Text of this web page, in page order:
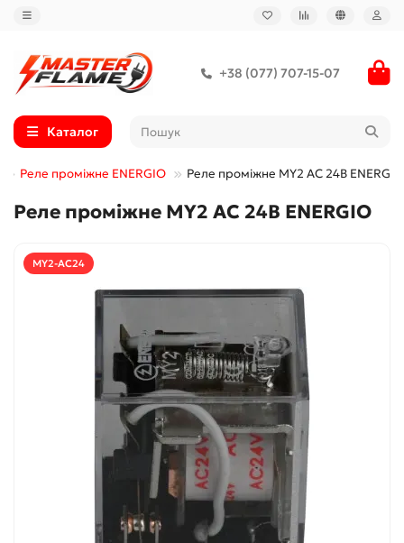
+38 (077) 707-15-07
Каталог
Реле проміжне ENERGIO Реле проміжне MY2 AC 24В ENERGIO
Реле проміжне MY2 AC 24В ENERGIO
MY2-AC24